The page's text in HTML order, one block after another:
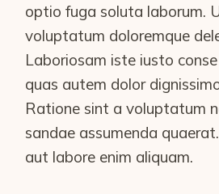
optio fuga soluta laborum.
voluptatum doloremque
Laboriosam iste iusto
quas autem dolor
Ratione sint a voluptatum
sandae assumenda
aut labore enim aliquam.